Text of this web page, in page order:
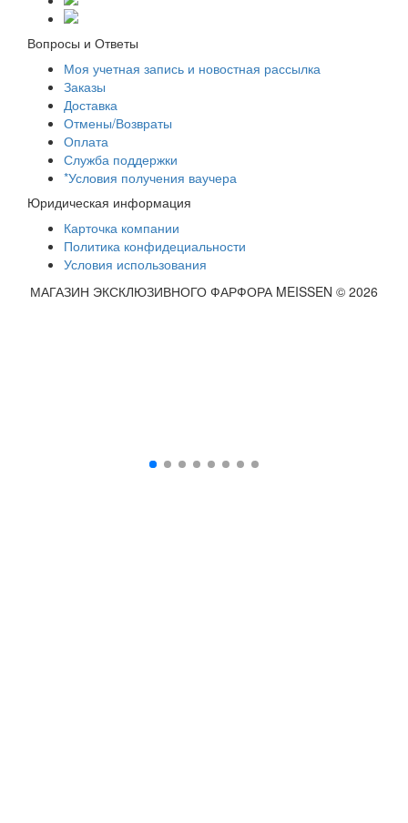
Вопросы и Ответы
Моя учетная запись и новостная рассылка
Заказы
Доставка
Отмены/Возвраты
Оплата
Служба поддержки
*Условия получения ваучера
Юридическая информация
Карточка компании
Политика конфидециальности
Условия использования
МАГАЗИН ЭКСКЛЮЗИВНОГО ФАРФОРА MEISSEN © 2026